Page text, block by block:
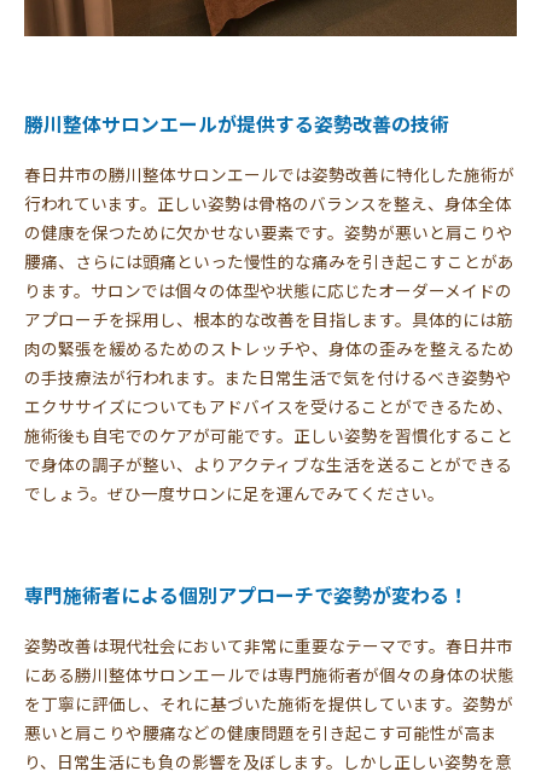
勝川整体サロンエールが提供する姿勢改善の技術
春日井市の勝川整体サロンエールでは姿勢改善に特化した施術が
行われています。正しい姿勢は骨格のバランスを整え、身体全体
の健康を保つために欠かせない要素です。姿勢が悪いと肩こりや
腰痛、さらには頭痛といった慢性的な痛みを引き起こすことがあ
ります。サロンでは個々の体型や状態に応じたオーダーメイドの
アプローチを採用し、根本的な改善を目指します。具体的には筋
肉の緊張を緩めるためのストレッチや、身体の歪みを整えるため
の手技療法が行われます。また日常生活で気を付けるべき姿勢や
エクササイズについてもアドバイスを受けることができるため、
施術後も自宅でのケアが可能です。正しい姿勢を習慣化すること
で身体の調子が整い、よりアクティブな生活を送ることができる
でしょう。ぜひ一度サロンに足を運んでみてください。
専門施術者による個別アプローチで姿勢が変わる！
姿勢改善は現代社会において非常に重要なテーマです。春日井市
にある勝川整体サロンエールでは専門施術者が個々の身体の状態
を丁寧に評価し、それに基づいた施術を提供しています。姿勢が
悪いと肩こりや腰痛などの健康問題を引き起こす可能性が高ま
り、日常生活にも負の影響を及ぼします。しかし正しい姿勢を意